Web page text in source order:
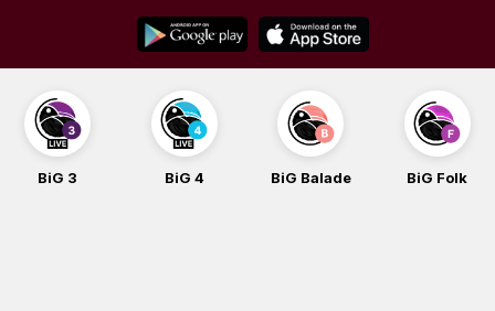
content
BiG 4 BiG Balade BiG Folk BiG iG